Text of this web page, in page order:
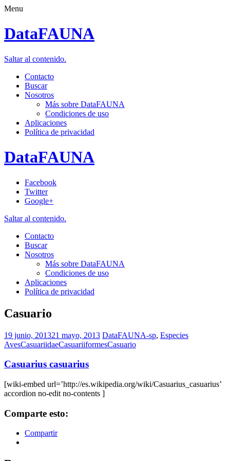
Menu
DataFAUNA
Saltar al contenido.
Contacto
Buscar
Nosotros
Más sobre DataFAUNA
Condiciones de uso
Aplicaciones
Política de privacidad
DataFAUNA
Facebook
Twitter
Google+
Saltar al contenido.
Contacto
Buscar
Nosotros
Más sobre DataFAUNA
Condiciones de uso
Aplicaciones
Política de privacidad
Casuario
19 junio, 201321 mayo, 2013 DataFAUNA-sp, Especies
AvesCasuariidaeCasuariiformesCasuario
Casuarius casuarius
[wiki-embed url=’http://es.wikipedia.org/wiki/Casuarius_casuarius’
accordion no-edit no-contents ]
Comparte esto:
Compartir